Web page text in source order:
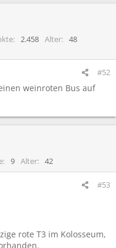
2.458 Alter
48
#52
weinroten Bus auf
9 Alter 42
#53
rote T3 im Kolosseum,